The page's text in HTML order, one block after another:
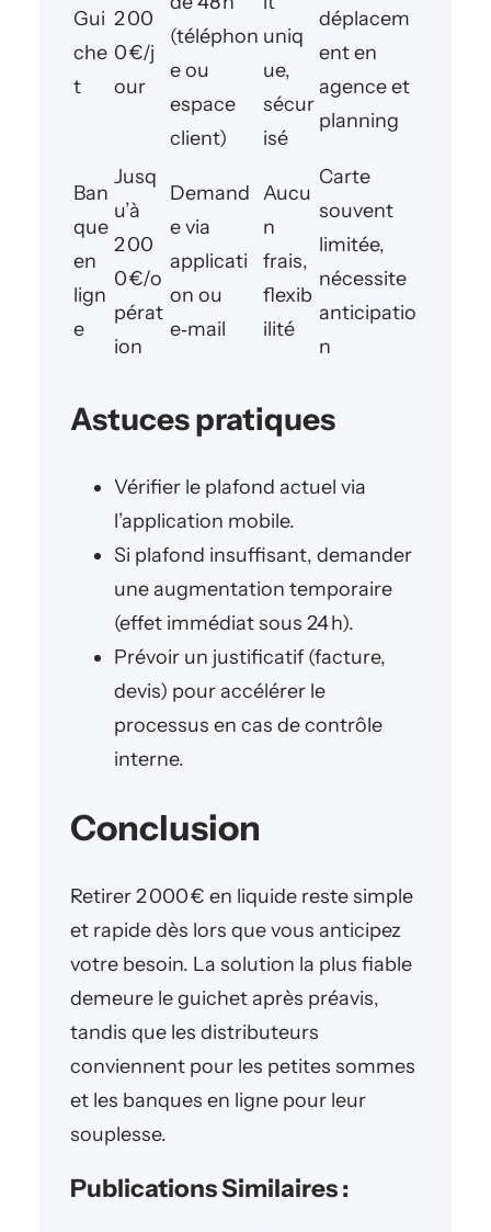
Gui
che
t
2 00
0 €/j
our
(téléphon
e ou
espace
client)
uniq
ue,
sécur
isé
déplacem
ent en
agence et
planning
Ban
que
en
lign
e
Jusq
u’à
2 00
0 €/o
pérat
ion
Demand
e via
applicati
on ou
e‑mail
Aucu
n
frais,
flexib
ilité
Carte
souvent
limitée,
nécessite
anticipatio
n
Astuces pratiques
Vérifier le plafond actuel via
l’application mobile.
Si plafond insuffisant, demander
une augmentation temporaire
(effet immédiat sous 24 h).
Prévoir un justificatif (facture,
devis) pour accélérer le
processus en cas de contrôle
interne.
Conclusion
Retirer 2 000 € en liquide reste simple
et rapide dès lors que vous anticipez
votre besoin. La solution la plus fiable
demeure le guichet après préavis,
tandis que les distributeurs
conviennent pour les petites sommes
et les banques en ligne pour leur
souplesse.
Publications Similaires :